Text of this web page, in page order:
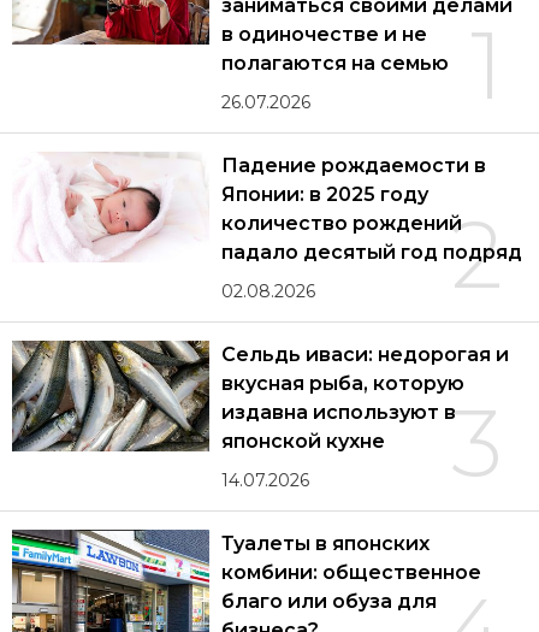
1
заниматься своими делами
в одиночестве и не
полагаются на семью
26.07.2026
2
Падение рождаемости в
Японии: в 2025 году
количество рождений
падало десятый год подряд
02.08.2026
3
Сельдь иваси: недорогая и
вкусная рыба, которую
издавна используют в
японской кухне
14.07.2026
Туалеты в японских
комбини: общественное
благо или обуза для